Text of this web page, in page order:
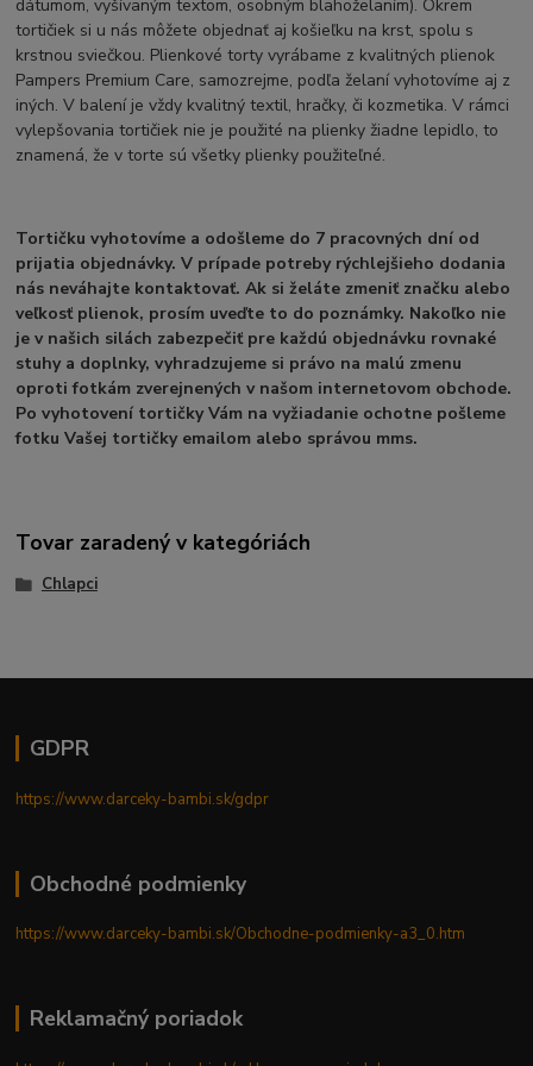
dátumom, vyšívaným textom, osobným blahoželaním). Okrem
tortičiek si u nás môžete objednať aj košieľku na krst, spolu s
krstnou sviečkou. Plienkové torty vyrábame z kvalitných plienok
Pampers Premium Care, samozrejme, podľa želaní vyhotovíme aj z
iných. V balení je vždy kvalitný textil, hračky, či kozmetika. V rámci
vylepšovania tortičiek nie je použité na plienky žiadne lepidlo, to
znamená, že v torte sú všetky plienky použiteľné.
Tortičku vyhotovíme a odošleme do 7 pracovných dní od
prijatia objednávky. V prípade potreby rýchlejšieho dodania
nás neváhajte kontaktovať. Ak si želáte zmeniť značku alebo
veľkosť plienok, prosím uveďte to do poznámky. Nakoľko nie
je v našich silách zabezpečiť pre každú objednávku rovnaké
stuhy a doplnky, vyhradzujeme si právo na malú zmenu
oproti fotkám zverejnených v našom internetovom obchode.
Po vyhotovení tortičky Vám na vyžiadanie ochotne pošleme
fotku Vašej tortičky emailom alebo správou mms.
Tovar zaradený v kategóriách
Chlapci
GDPR
https://www.darceky-bambi.sk/gdpr
Obchodné podmienky
https://www.darceky-bambi.sk/Obchodne-podmienky-a3_0.htm
Reklamačný poriadok